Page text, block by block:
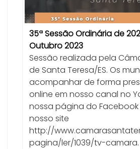
35ª Sessão Ordinária de
Outubro 2023
Sessão realizada pela
de Santa Teresa/ES. Os
acompanhar de forma
online em nosso canal no
nossa página do
nosso site
http://
pagina/ler/1039/tv-camara.